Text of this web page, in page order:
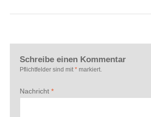
Schreibe einen Kommentar
Pflichtfelder sind mit * markiert.
Nachricht *